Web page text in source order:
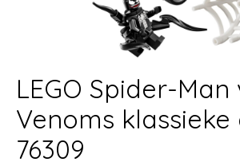
LEGO Spider-Man
Venoms
76309